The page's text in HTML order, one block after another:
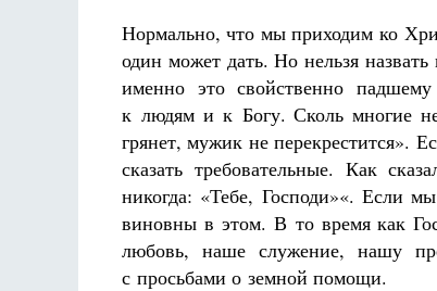
Нормально, что мы приходим ко
один может дать. Но нельзя
именно это свойственно
к людям и к Богу. Сколь многие
грянет, мужик не перекрестится».
сказать требовательные. Как
никогда: «Тебе, Господи»«. Если
виновны в этом. В то время как
любовь, наше служение, нашу
с просьбами о земной помощи.